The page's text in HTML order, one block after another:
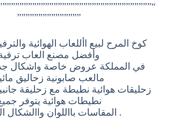
”””””””””””””””
كوخ المرح لبيع األلعاب الهوائية
وأفضل مصنع العاب
في المملكة عروض خاصة واشكال
مالعب صابونية زحاليق
زحليقات هوائية نطيطة مع زحليقة
نطيطات هوائية يتوفر
. المقاسات بااللوان واالشكال